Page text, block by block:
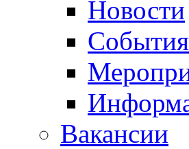
Новости
События
Вакансии